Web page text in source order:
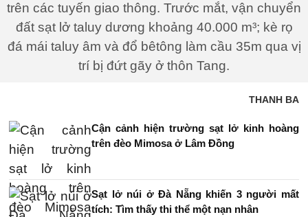
trên các tuyến giao thông. Trước mắt, vận chuyển
đất sạt lở taluy dương khoảng 40.000 m³; kè rọ
đá mái taluy âm và đổ bêtông làm cầu 35m qua vị
trí bị đứt gãy ở thôn Tang.
THANH BA
Cận cảnh hiện trường sạt lở kinh hoàng
trên đèo Mimosa ở Lâm Đồng
Sạt lở núi ở Đà Nẵng khiến 3 người mất
tích: Tìm thấy thi thể một nạn nhân